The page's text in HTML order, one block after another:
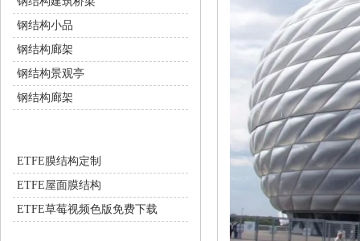
钢结构小品
钢结构廊架
钢结构景观亭
钢结构廊架
ETFE膜结构定制
ETFE屋面膜结构
ETFE草莓视频色版免费下载